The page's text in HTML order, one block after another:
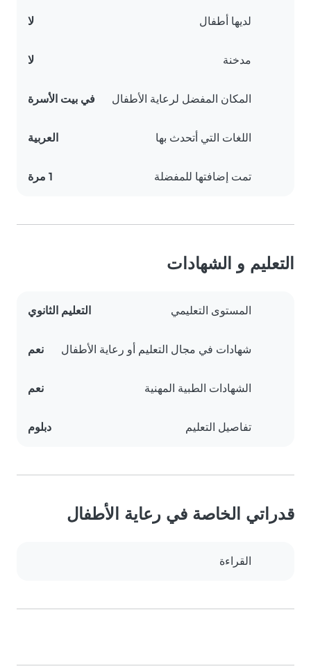
لديها أطفال لا
مدخنة لا
المكان المفضل لرعاية الأطفال في بيت الأسرة
اللغات التي أتحدث بها العربية
تمت إضافتها للمفضلة 1 مرة
التعليم و الشهادات
المستوى التعليمي التعليم الثانوي
شهادات في مجال التعليم أو رعاية الأطفال نعم
الشهادات الطبية المهنية نعم
تفاصيل التعليم دبلوم
قدراتي الخاصة في رعاية الأطفال
القراءة